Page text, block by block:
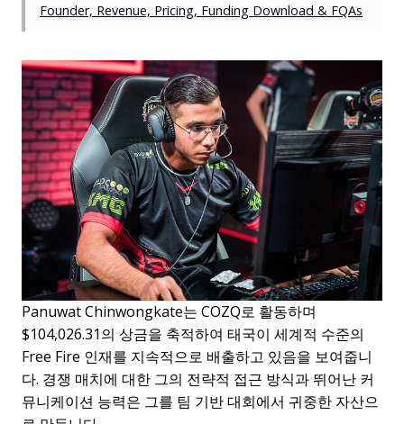
Founder, Revenue, Pricing, Funding Download & FQAs
Panuwat Chinwongkate는 COZQ로 활동하며
$104,026.31의 상금을 축적하여 태국이 세계적 수준의
Free Fire 인재를 지속적으로 배출하고 있음을 보여줍니
다. 경쟁 매치에 대한 그의 전략적 접근 방식과 뛰어난 커
뮤니케이션 능력은 그를 팀 기반 대회에서 귀중한 자산으